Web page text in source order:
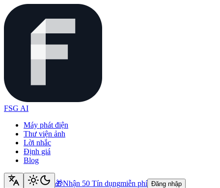
FSG AI
Máy phát điện
Thư viện ảnh
Lời nhắc
Định giá
Blog
🎁Nhận 50 Tín dụngmiễn phí Đăng nhập